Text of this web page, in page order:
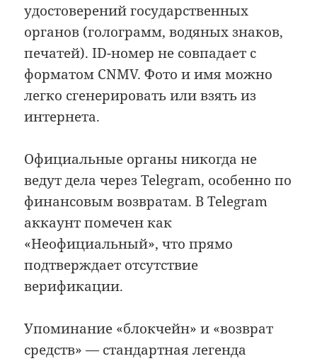
удостоверений государственных
органов (голограмм, водяных знаков,
печатей). ID-номер не совпадает с
форматом CNMV. Фото и имя можно
легко сгенерировать или взять из
интернета.
Официальные органы никогда не
ведут дела через Telegram, особенно по
финансовым возвратам. В Telegram
аккаунт помечен как
«Неофициальный», что прямо
подтверждает отсутствие
верификации.
Упоминание «блокчейн» и «возврат
средств» — стандартная легенда